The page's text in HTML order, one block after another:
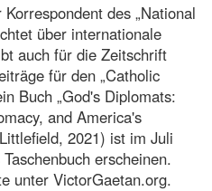
des „National
über internationale
auch für die Zeitschrift
für den „Catholic
Buch „God's Diplomats:
and America's
2021) ist im Juli
erscheinen.
unter VictorGaetan.org.